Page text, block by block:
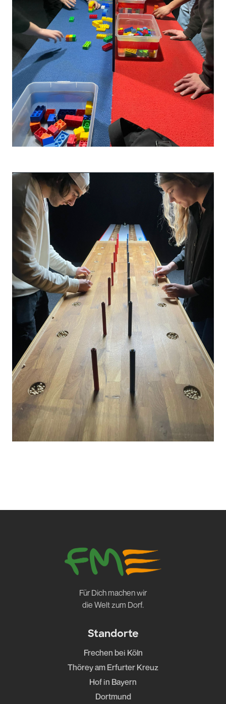
Für Dich machen wir
die Welt zum Dorf.
Standorte
Frechen bei Köln
Thörey am Erfurter Kreuz
Hof in Bayern
Dortmund